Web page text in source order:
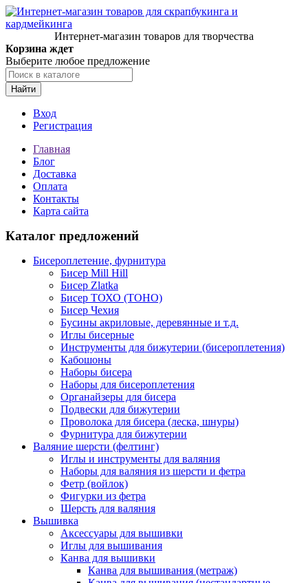
Интернет-магазин товаров для творчества
Корзина ждет
Выберите любое предложение
Найти
Вход
Регистрация
Главная
Блог
Доставка
Оплата
Контакты
Карта сайта
Каталог предложений
Бисероплетение, фурнитура
Бисер Mill Hill
Бисер Zlatka
Бисер ТОХО (TOHO)
Бисер Чехия
Бусины акриловые, деревянные и т.д.
Иглы бисерные
Инструменты для бижутерии (бисероплетения)
Кабошоны
Наборы бисера
Наборы для бисероплетения
Органайзеры для бисера
Подвески для бижутерии
Проволока для бисера (леска, шнуры)
Фурнитура для бижутерии
Валяние шерсти (фелтинг)
Иглы и инструменты для валяния
Наборы для валяния из шерсти и фетра
Фетр (войлок)
Фигурки из фетра
Шерсть для валяния
Вышивка
Аксессуары для вышивки
Иглы для вышивания
Канва для вышивки
Канва для вышивания (метраж)